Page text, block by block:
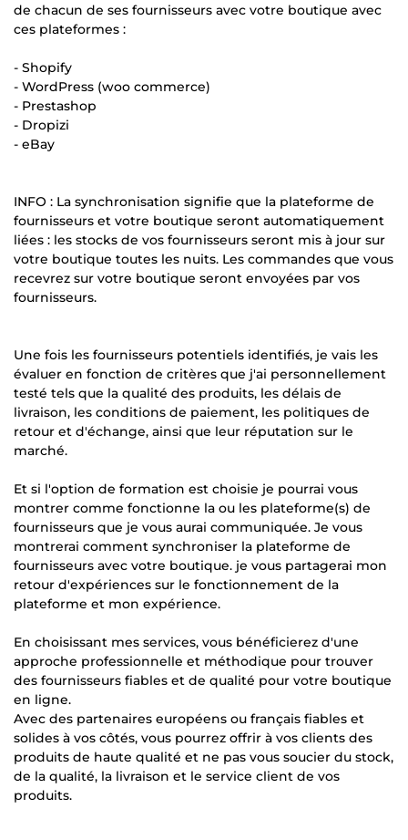
de chacun de ses fournisseurs avec votre boutique avec
ces plateformes :
- Shopify
- WordPress (woo commerce)
- Prestashop
- Dropizi
- eBay
INFO : La synchronisation signifie que la plateforme de
fournisseurs et votre boutique seront automatiquement
liées : les stocks de vos fournisseurs seront mis à jour sur
votre boutique toutes les nuits. Les commandes que vous
recevrez sur votre boutique seront envoyées par vos
fournisseurs.
Une fois les fournisseurs potentiels identifiés, je vais les
évaluer en fonction de critères que j'ai personnellement
testé tels que la qualité des produits, les délais de
livraison, les conditions de paiement, les politiques de
retour et d'échange, ainsi que leur réputation sur le
marché.
Et si l'option de formation est choisie je pourrai vous
montrer comme fonctionne la ou les plateforme(s) de
fournisseurs que je vous aurai communiquée. Je vous
montrerai comment synchroniser la plateforme de
fournisseurs avec votre boutique. je vous partagerai mon
retour d'expériences sur le fonctionnement de la
plateforme et mon expérience.
En choisissant mes services, vous bénéficierez d'une
approche professionnelle et méthodique pour trouver
des fournisseurs fiables et de qualité pour votre boutique
en ligne.
Avec des partenaires européens ou français fiables et
solides à vos côtés, vous pourrez offrir à vos clients des
produits de haute qualité et ne pas vous soucier du stock,
de la qualité, la livraison et le service client de vos
produits.